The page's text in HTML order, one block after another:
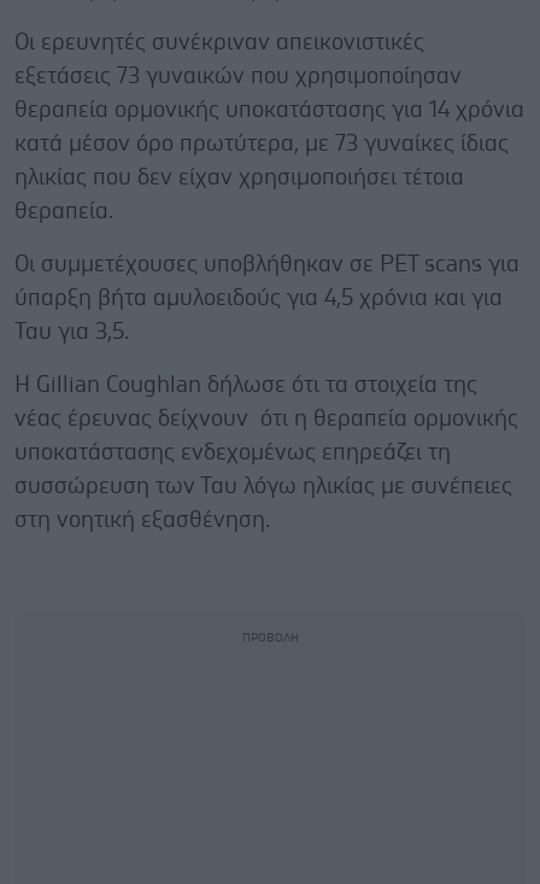
Οι ερευνητές συνέκριναν απεικονιστικές
εξετάσεις 73 γυναικών που χρησιμοποίησαν
θεραπεία ορμονικής υποκατάστασης για 14 χρόνια
κατά μέσον όρο πρωτύτερα, με 73 γυναίκες ίδιας
ηλικίας που δεν είχαν χρησιμοποιήσει τέτοια
θεραπεία.
Oι συμμετέχουσες υποβλήθηκαν σε PET scans για
ύπαρξη βήτα αμυλοειδούς για 4,5 χρόνια και για
Ταυ για 3,5.
Η Gillian Coughlan δήλωσε ότι τα στοιχεία της
νέας έρευνας δείχνουν ότι η θεραπεία ορμονικής
υποκατάστασης ενδεχομένως επηρεάζει τη
συσσώρευση των Ταυ λόγω ηλικίας με συνέπειες
στη νοητική εξασθένηση.